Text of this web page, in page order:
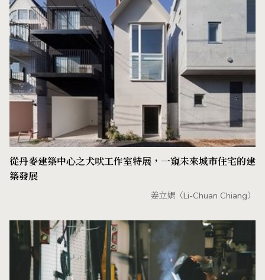
從丹麥建築中心之犬吠工作室特展，一窺未來城市住宅的建
築發展
姜立娟（Li-Chuan Chiang）